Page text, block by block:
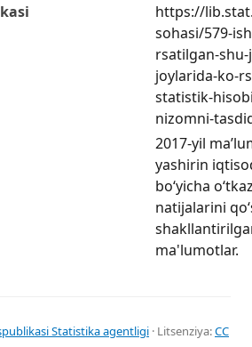
https://
sohasi/579-
rsatilgan-
joylarida-ko-
statistik-
nizomni-
2017-yil
yashirin
boʻyicha
natijalarini
ma'lumotlar.
Statistika agentligi · Litsenziya:CC